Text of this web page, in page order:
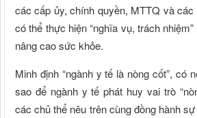
các cấp ủy, chính quyền, MTTQ và các
có thể thực hiện “nghĩa vụ, trách
nâng cao sức khỏe.
Minh định “ngành y tế là nòng cốt”, có
sao để ngành y tế phát huy vai trò
các chủ thể nêu trên cùng đồng hành